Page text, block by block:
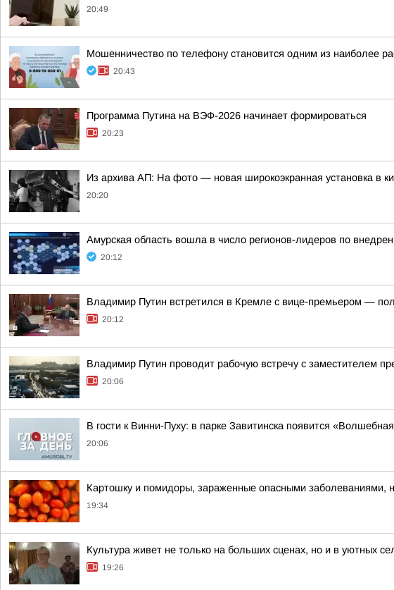
20:49
Мошенничество по телефону становится одним из наиболее
20:43
Программа Путина на ВЭФ-2026 начинает формироваться
20:23
Из архива АП: На фото — новая широкоэкранная установка в
20:20
Амурская область вошла в число регионов-лидеров по
20:12
Владимир Путин встретился в Кремле с вице-премьером —
20:12
Владимир Путин проводит рабочую встречу с заместителем
20:06
В гости к Винни-Пуху: в парке Завитинска появится
20:06
Картошку и помидоры, зараженные опасными заболеваниями,
19:34
Культура живет не только на больших сценах, но и в уютных
19:26